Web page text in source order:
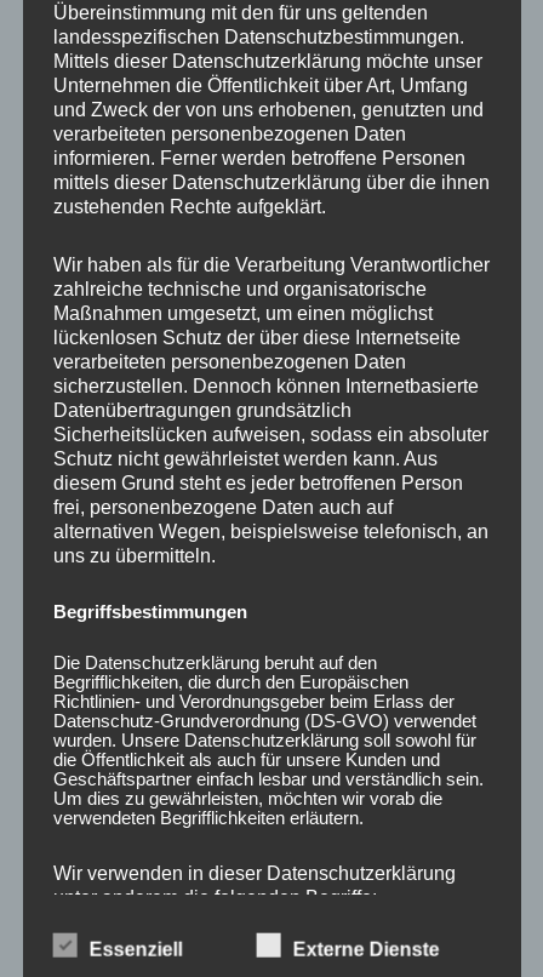
COCO BIKE TRIKE CP-7.0
Elektro-Scooter – Coco Bike TRIKE CP-7.0 mit
wartungsfreiem 4000 Watt-Motor (2x2000W) –
Europäischer Straßenzulassung (EU COC).
Herausnehmbarer Wechsel-Akku mit 60V-20AH (2x20AH)
Lithium-Ionen.
Ladbar an jeder Haushaltssteckdose (230V)
Technische Daten:
Model: CP-7.0 (EEC)
Motor: 4000 Watt (2x2000W Motor)
Akku: Wahlweise 20AH – 40AH Lithium-Ionen 60V
(herausnehmbar)
Reichweite: bis zu 45-90 km (je nach Ausstattung,
Strecke, Geschwindigkeit und Gewicht)
Geschwindigkeit: ca. 45 km/h
Steigung: max. 25°
Reifengröße: 10 Zoll
Bremse: Scheibenbremse
Federung: Stoßdämpfer vorne und hinten
Licht: Frontlicht – Rücklicht – Blinker
Ausstattung: Hupe – Tachometer – Spiegel
Lieferumfang:
Elektro-Scooter Coco Bike TRIKE CP-7.0
Akku + Ladegerät
COC Papiere (Europäische Straßenzulassung)
Übereinstimmung mit den für uns geltenden
landesspezifischen Datenschutzbestimmungen.
Mittels dieser Datenschutzerklärung möchte unser
Unternehmen die Öffentlichkeit über Art, Umfang
und Zweck der von uns erhobenen, genutzten und
verarbeiteten personenbezogenen Daten
informieren. Ferner werden betroffene Personen
mittels dieser Datenschutzerklärung über die ihnen
zustehenden Rechte aufgeklärt.
Wir haben als für die Verarbeitung Verantwortlicher
zahlreiche technische und organisatorische
Maßnahmen umgesetzt, um einen möglichst
lückenlosen Schutz der über diese Internetseite
verarbeiteten personenbezogenen Daten
sicherzustellen. Dennoch können Internetbasierte
Datenübertragungen grundsätzlich
Sicherheitslücken aufweisen, sodass ein absoluter
Schutz nicht gewährleistet werden kann. Aus
diesem Grund steht es jeder betroffenen Person
frei, personenbezogene Daten auch auf
alternativen Wegen, beispielsweise telefonisch, an
uns zu übermitteln.
Begriffsbestimmungen
Die Datenschutzerklärung beruht auf den
Begrifflichkeiten, die durch den Europäischen
Richtlinien- und Verordnungsgeber beim Erlass der
Datenschutz-Grundverordnung (DS-GVO) verwendet
wurden. Unsere Datenschutzerklärung soll sowohl für
die Öffentlichkeit als auch für unsere Kunden und
Geschäftspartner einfach lesbar und verständlich sein.
Um dies zu gewährleisten, möchten wir vorab die
verwendeten Begrifflichkeiten erläutern.
Wir verwenden in dieser Datenschutzerklärung
unter anderem die folgenden Begriffe:
Essenziell Externe Dienste